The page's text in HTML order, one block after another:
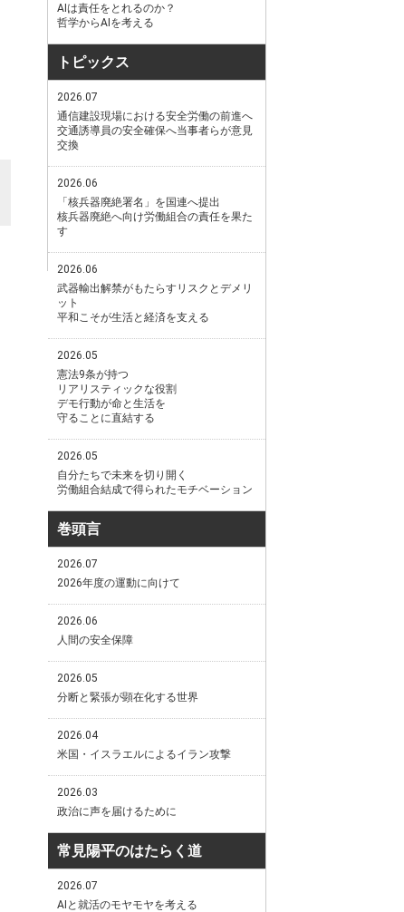
AIは責任をとれるのか？
哲学からAIを考える
トピックス
2026.07
通信建設現場における安全労働の前進へ
交通誘導員の安全確保へ当事者らが意見
交換
2026.06
「核兵器廃絶署名」を国連へ提出
核兵器廃絶へ向け労働組合の責任を果た
す
2026.06
武器輸出解禁がもたらすリスクとデメリ
ット
平和こそが生活と経済を支える
2026.05
憲法9条が持つ
リアリスティックな役割
デモ行動が命と生活を
守ることに直結する
2026.05
自分たちで未来を切り開く
労働組合結成で得られたモチベーション
巻頭言
2026.07
2026年度の運動に向けて
2026.06
人間の安全保障
2026.05
分断と緊張が顕在化する世界
2026.04
米国・イスラエルによるイラン攻撃
2026.03
政治に声を届けるために
常見陽平のはたらく道
2026.07
AIと就活のモヤモヤを考える